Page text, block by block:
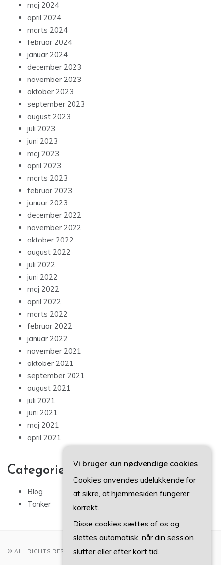
maj 2024
april 2024
marts 2024
februar 2024
januar 2024
december 2023
november 2023
oktober 2023
september 2023
august 2023
juli 2023
juni 2023
maj 2023
april 2023
marts 2023
februar 2023
januar 2023
december 2022
november 2022
oktober 2022
august 2022
juli 2022
juni 2022
maj 2022
april 2022
marts 2022
februar 2022
januar 2022
november 2021
oktober 2021
september 2021
august 2021
juli 2021
juni 2021
maj 2021
april 2021
Categories
Blog
Tanker
© ALL RIGHTS RESERVED 2022
Vi bruger kun nødvendige cookies
Cookies anvendes udelukkende for
at sikre, at hjemmesiden fungerer
korrekt.
Disse cookies sættes af os og
slettes automatisk, når din session
slutter eller efter kort tid.